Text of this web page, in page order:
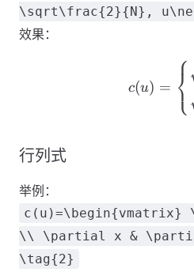
\sqrt\frac{2}{N},
效果：
c(u) = ⎩
⎨⎧
行列式
举例：
\\ \partial x &
\tag{2}